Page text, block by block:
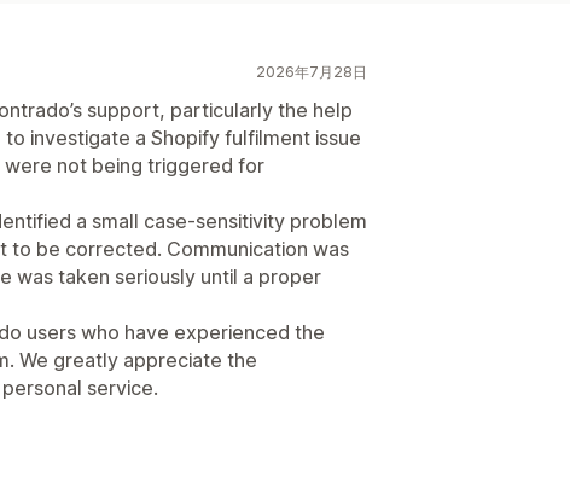
2026年7月28日
support, particularly the help
investigate a Shopify fulfilment issue
were not being triggered for
a small case-sensitivity problem
to be corrected. Communication was
was taken seriously until a proper
users who have experienced the
We greatly appreciate the
service.